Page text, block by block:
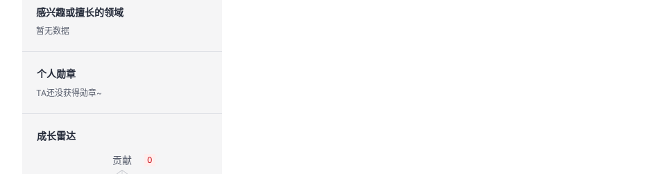
感兴趣或擅长的领域
暂无数据
个人勋章
TA还没获得勋章~
成长雷达
0